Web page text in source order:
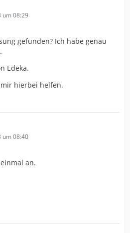
um 08:29
gefunden? Ich habe genau
Edeka.
hierbei helfen.
um 08:40
an.